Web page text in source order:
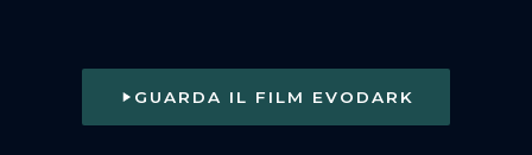
GUARDA IL FILM EVODARK